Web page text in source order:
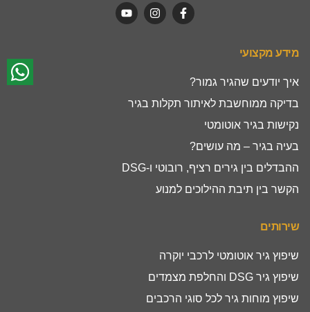
מידע מקצועי
איך יודעים שהגיר גמור?
בדיקה ממוחשבת לאיתור תקלות בגיר
נקישות בגיר אוטומטי
בעיה בגיר – מה עושים?
ההבדלים בין גירים רציף, רובוטי ו-DSG
הקשר בין תיבת ההילוכים למנוע
שירותים
שיפוץ גיר אוטומטי לרכבי יוקרה
שיפוץ גיר DSG והחלפת מצמדים
שיפוץ מוחות גיר לכל סוגי הרכבים